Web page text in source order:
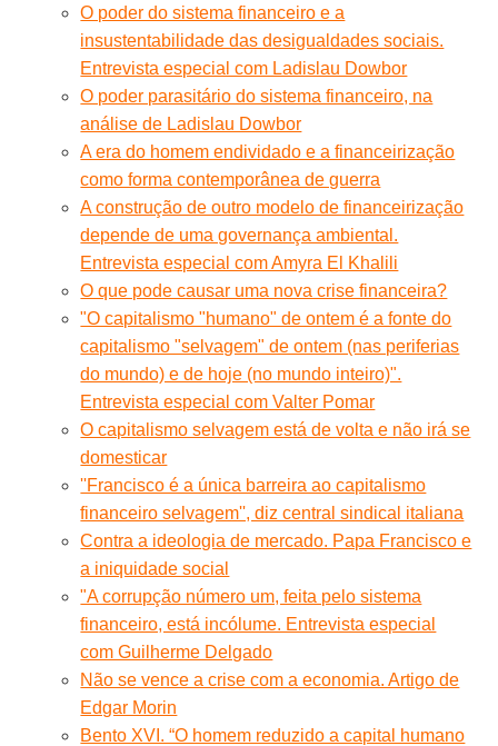
O poder do sistema financeiro e a
insustentabilidade das desigualdades sociais.
Entrevista especial com Ladislau Dowbor
O poder parasitário do sistema financeiro, na
análise de Ladislau Dowbor
A era do homem endividado e a financeirização
como forma contemporânea de guerra
A construção de outro modelo de financeirização
depende de uma governança ambiental.
Entrevista especial com Amyra El Khalili
O que pode causar uma nova crise financeira?
"O capitalismo "humano" de ontem é a fonte do
capitalismo "selvagem" de ontem (nas periferias
do mundo) e de hoje (no mundo inteiro)".
Entrevista especial com Valter Pomar
O capitalismo selvagem está de volta e não irá se
domesticar
''Francisco é a única barreira ao capitalismo
financeiro selvagem'', diz central sindical italiana
Contra a ideologia de mercado. Papa Francisco e
a iniquidade social
"A corrupção número um, feita pelo sistema
financeiro, está incólume. Entrevista especial
com Guilherme Delgado
Não se vence a crise com a economia. Artigo de
Edgar Morin
Bento XVI. “O homem reduzido a capital humano